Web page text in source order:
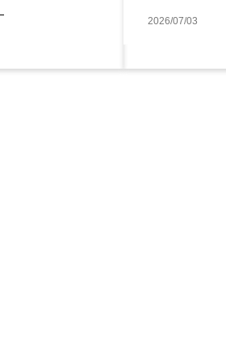
2026/07/03